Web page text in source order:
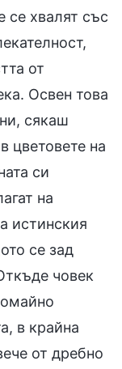
се хвалят със
от
Освен това
сякаш
цветовете на
си
на
истинския
се зад
човек
в крайна
от дребно